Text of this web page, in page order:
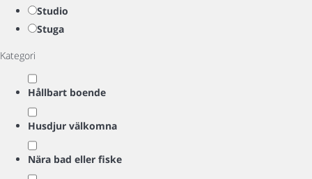
Studio
Stuga
Kategori
Hållbart boende
Husdjur välkomna
Nära bad eller fiske